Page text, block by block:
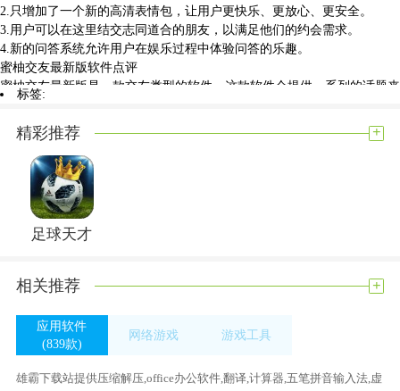
2.只增加了一个新的高清表情包，让用户更快乐、更放心、更安全。
3.用户可以在这里结交志同道合的朋友，以满足他们的约会需求。
4.新的问答系统允许用户在娱乐过程中体验问答的乐趣。
蜜柚交友最新版软件点评
蜜柚交友最新版是一款交友类型的软件。这款软件会提供一系列的话题来
帮助你和朋友进行交流。感兴趣的话就来下载，开始你的社交之旅吧！
展开内容
标签:
精彩推荐 +
足球天才
相关推荐 +
应用软件
(839款)
网络游戏
游戏工具
雄霸下载站提供压缩解压,office办公软件,翻译,计算器,五笔拼音输入法,虚